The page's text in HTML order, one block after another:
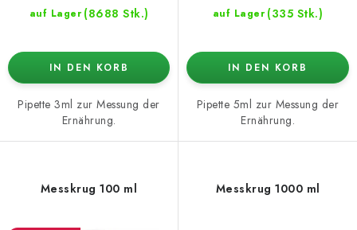
auf Lager (8688 Stk.)
IN DEN KORB
Pipette 3ml zur Messung der
Ernährung.
auf Lager (335 Stk.)
IN DEN KORB
Pipette 5ml zur Messung der
Ernährung.
Messkrug 100 ml Messkrug 1000 ml